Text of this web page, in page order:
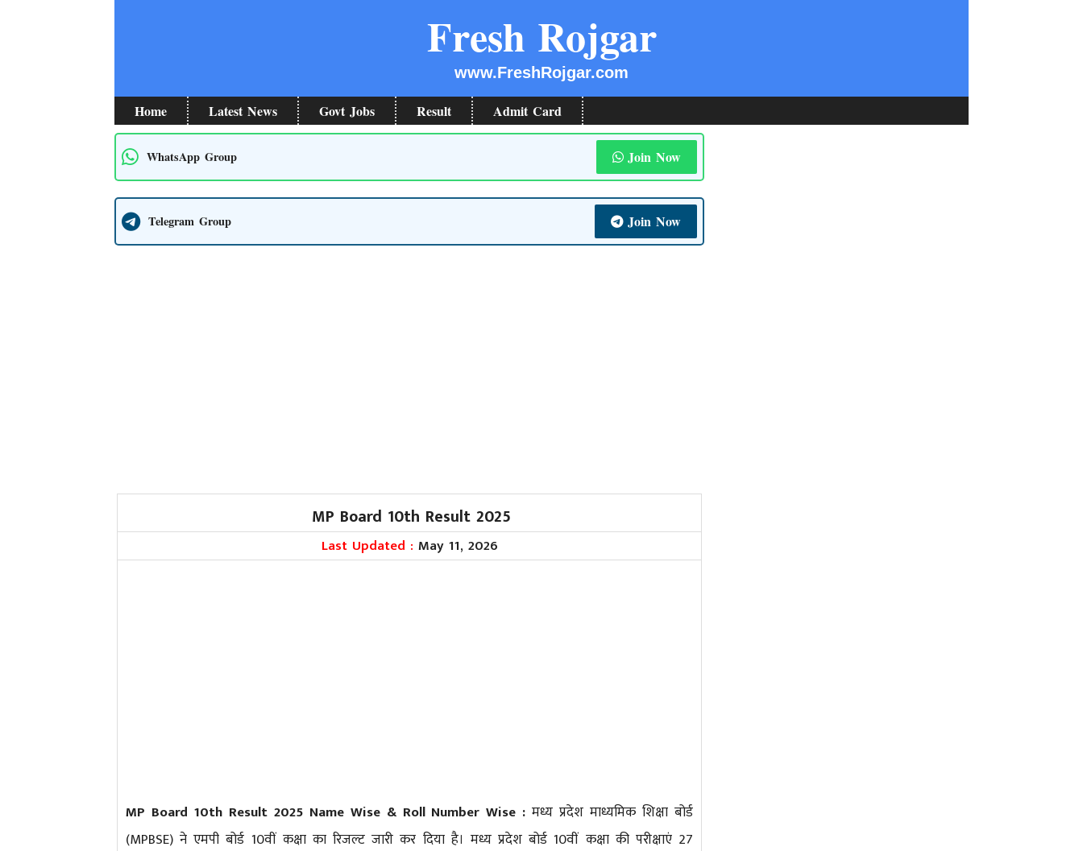
Fresh Rojgar
www.FreshRojgar.com
Home Latest News Govt Jobs Result Admit Card
WhatsApp Group Join Now
Telegram Group Join Now
MP Board 10th Result 2025
Last Updated : May 11, 2026
MP Board 10th Result 2025 Name Wise & Roll Number Wise : मध्य प्रदेश माध्यमिक शिक्षा बोर्ड
(MPBSE) ने एमपी बोर्ड 10वीं कक्षा का रिजल्ट जारी कर दिया है। मध्य प्रदेश बोर्ड 10वीं कक्षा की परीक्षाएं 27